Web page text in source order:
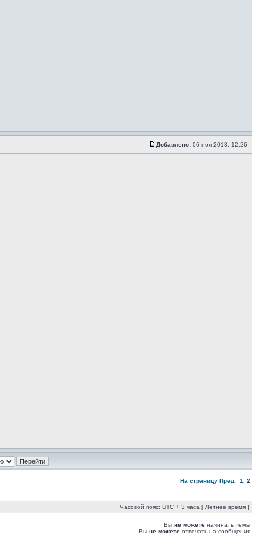
Добавлено: 06 ноя 2013, 12:26
На страницу Пред. 1 2
Часовой пояс: UTC + 3 часа [ Летнее время ]
Вы не можете начинать темы
Вы не можете отвечать на сообщения